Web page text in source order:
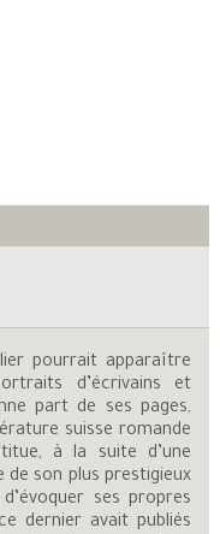
pourrait apparaître
d’écrivains et
part de ses pages,
suisse romande
à la suite d’une
de son plus prestigieux
ses propres
dernier avait publiés